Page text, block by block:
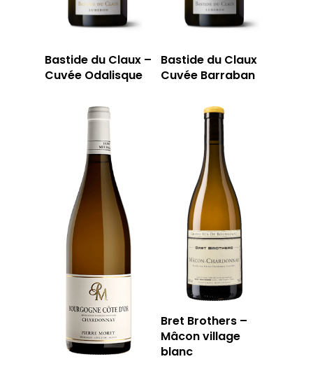
Bastide du Claux –
Cuvée Odalisque
Bastide du Claux
Cuvée Barraban
Bret Brothers –
Mâcon village
blanc